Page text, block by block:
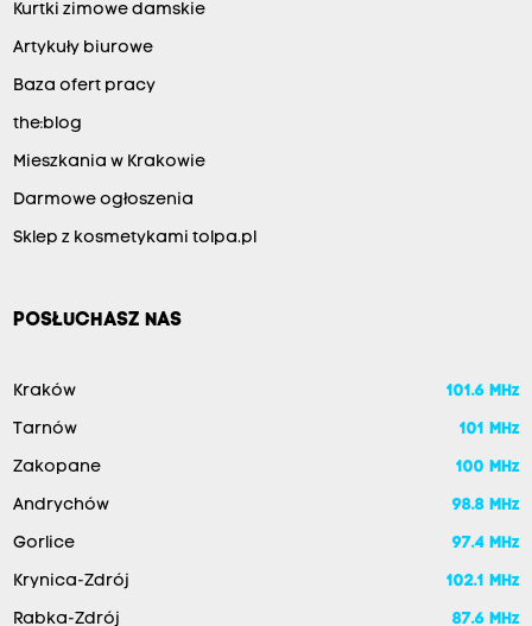
Kurtki zimowe damskie
Artykuły biurowe
Baza ofert pracy
the:blog
Mieszkania w Krakowie
Darmowe ogłoszenia
Sklep z kosmetykami tolpa.pl
POSŁUCHASZ NAS
Kraków 101.6 MHz
Tarnów 101 MHz
Zakopane 100 MHz
Andrychów 98.8 MHz
Gorlice 97.4 MHz
Krynica-Zdrój 102.1 MHz
Rabka-Zdrój 87.6 MHz